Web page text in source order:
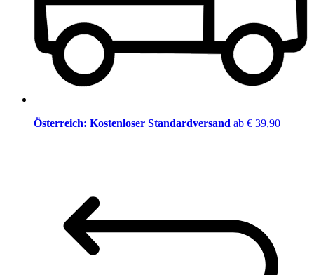
Österreich: Kostenloser Standardversand ab € 39,90